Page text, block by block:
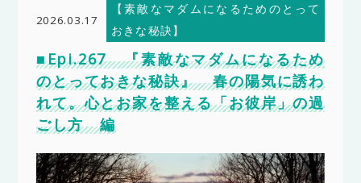
2026.03.17
【素敵なマダムになるためのとって
おきな秘訣】
■Epi.267 『素敵なマダムになるため
のとっておきな秘訣』 春の陽気に誘わ
れて。心とお家を整える「お彼岸」の過
ごし方 編